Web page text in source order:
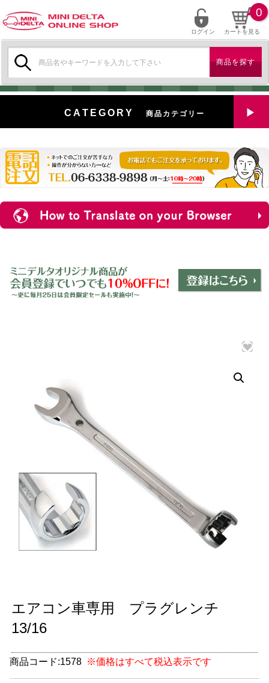
ログイン カートを見る
0
索:
CATEGORY 商品カテゴリー
特選中古車
対象商品
新入荷
ミニデルタオリジナルパーツ
エンジン
サスペンション・ブレーキ
レーシングパーツ
メンテナンス・工具ツール
在庫処分品
グッズ
お得なセット商品
チームマルヤマ
デルタ秘蔵のレーシングコレクション
エアコン車専用 プラグレンチ
13/16
商品コード:1578 ※価格はすべて税込表示です